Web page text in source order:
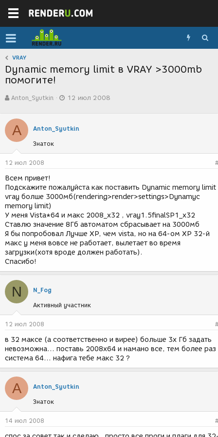
VRAY
Dynamic memory limit в VRAY >3000mb
помогите!
в
о
р
т
е
м
ы
Anton_Syutkin
а
с
д
я
12 июл 2008
A Anton_Syutkin
Знаток
12 июл 2008
Всем привет!
Подскажите пожалуйста как поставить Dynamic memory limit
vray болше 3000мб(rendering>render>settings>Dynamyc
memory limit)
У меня Vista*64 и макс 2008_х32 , vray1.5finalSP1_х32
Ставлю значение 8Гб автоматом сбрасывает на 3000мб
Я бы попробовал Лучше ХР, чем vista, но на 64-ом ХР 32-й
макс у меня вовсе не работает, вылетает во время
загрузки(хотя вроде должен работать).
Спасибо!
N N_Fog
Активный участник
12 июл 2008
в 32 максе (а соответственно и вирее) больше 3х Гб задать
невозможна... поставь 2008х64 и намано все, тем более раз
система 64... нафига тебе макс 32 ?
A Anton_Syutkin
Знаток
14 июл 2008